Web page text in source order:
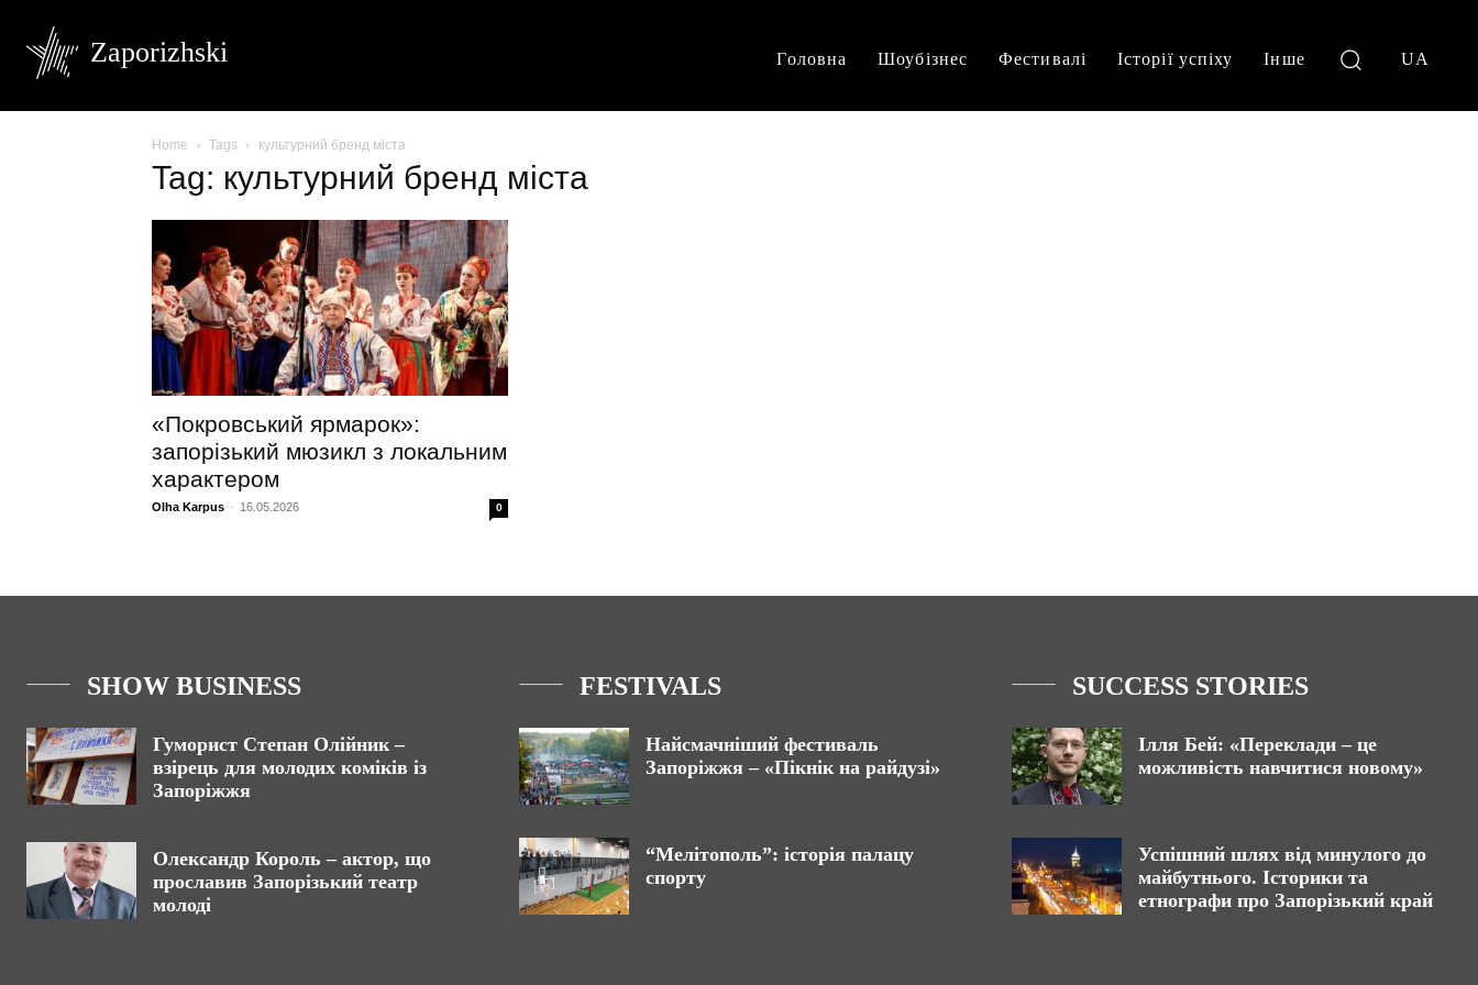
Zaporizhski Головна Шоубізнес Фестивалі Історії успіху Інше UA
Home Tags культурний бренд міста
Tag: культурний бренд міста
«Покровський ярмарок»:
запорізький мюзикл з локальним
характером
Olha Karpus - 16.05.2026 0
SHOW BUSINESS
Гуморист Степан Олійник –
взірець для молодих коміків із
Запоріжжя
Олександр Король – актор, що
прославив Запорізький театр
молоді
FESTIVALS
Найсмачніший фестиваль
Запоріжжя – «Пікнік на райдузі»
“Мелітополь”: історія палацу
спорту
SUCCESS STORIES
Ілля Бей: «Переклади – це
можливість навчитися новому»
Успішний шлях від минулого до
майбутнього. Історики та
етнографи про Запорізький край